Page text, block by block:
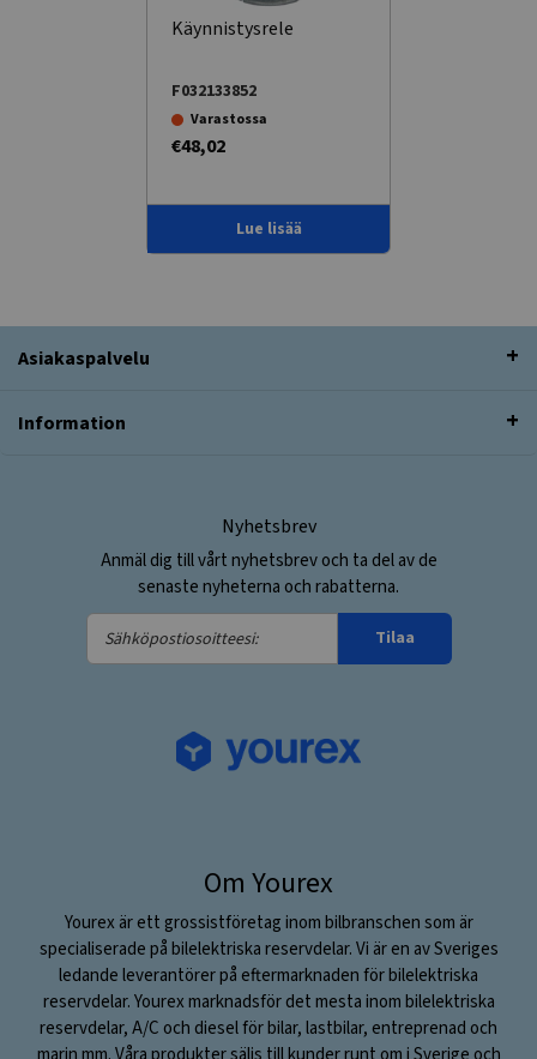
Käynnistysrele
F032133852
Varastossa
€48,02
Lue lisää
Asiakaspalvelu
Information
Nyhetsbrev
Anmäl dig till vårt nyhetsbrev och ta del av de
senaste nyheterna och rabatterna.
Sähköpostiosoitteesi:
Tilaa
Om Yourex
Yourex är ett grossistföretag inom bilbranschen som är
specialiserade på bilelektriska reservdelar. Vi är en av Sveriges
ledande leverantörer på eftermarknaden för bilelektriska
reservdelar. Yourex marknadsför det mesta inom bilelektriska
reservdelar, A/C och diesel för bilar, lastbilar, entreprenad och